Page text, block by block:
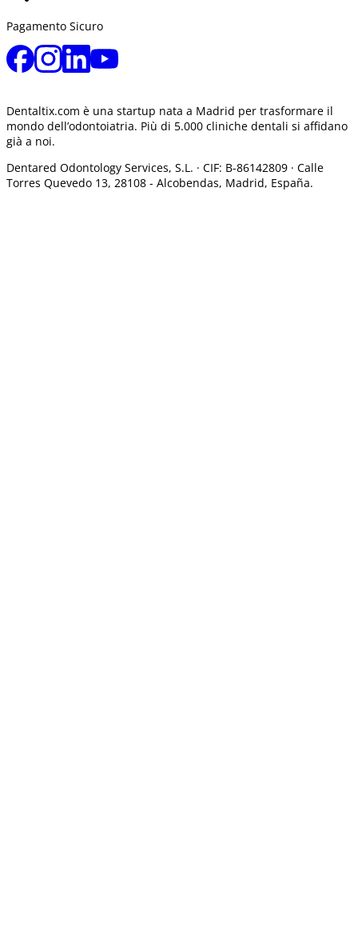
Pagamento Sicuro
Dentaltix.com è una startup nata a Madrid per trasformare il
mondo dell’odontoiatria. Più di 5.000 cliniche dentali si affidano
già a noi.
Dentared Odontology Services, S.L. · CIF: B-86142809 · Calle
Torres Quevedo 13, 28108 - Alcobendas, Madrid, España.